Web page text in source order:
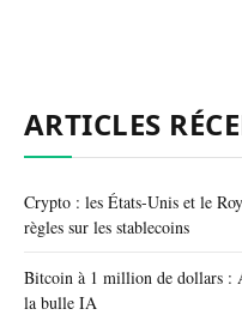
ARTICLES
Crypto : les États-Unis et le
règles sur les stablecoins
Bitcoin à 1 million de dollars :
la bulle IA